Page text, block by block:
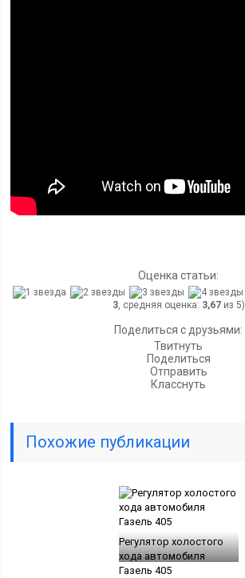
Оценка статьи:
3, средняя оценка: 3,67из 5)
Поделиться с друзьями:
Твитнуть
Поделиться
Отправить
Класснуть
Похожие публикации
Регулятор холостого
хода автомобиля
Газель 405